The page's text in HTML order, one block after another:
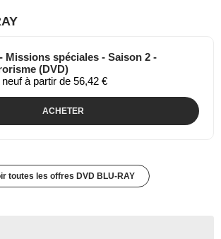
Missions spéciales - Saison 2 -
(DVD)
à partir de 56,42 €
ACHETER
toutes les offres DVD BLU-RAY